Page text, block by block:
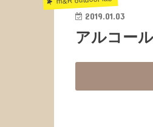
2019.01.03
アルコー